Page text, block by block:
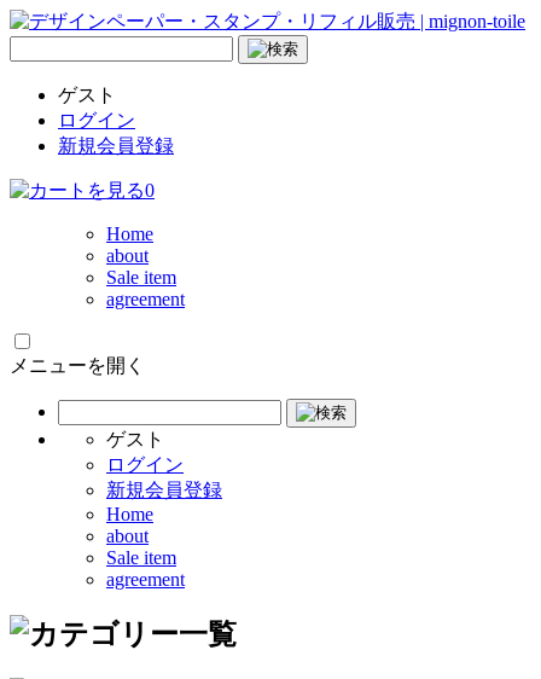
ゲスト
ログイン
新規会員登録
0
Home
about
Sale item
agreement
メニューを開く
ゲスト
ログイン
新規会員登録
Home
about
Sale item
agreement